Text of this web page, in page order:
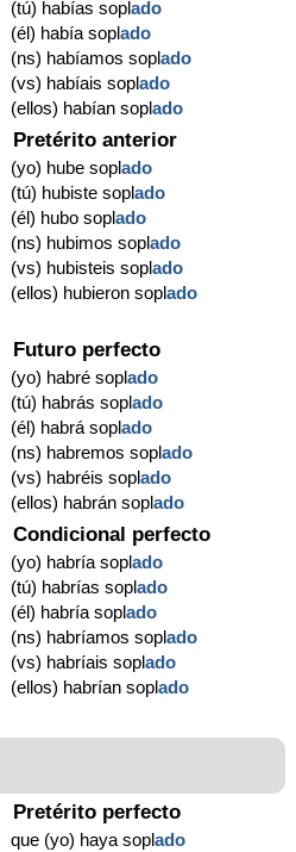
(tú) habías soplado
(él) había soplado
(ns) habíamos soplado
(vs) habíais soplado
(ellos) habían soplado
Pretérito anterior
(yo) hube soplado
(tú) hubiste soplado
(él) hubo soplado
(ns) hubimos soplado
(vs) hubisteis soplado
(ellos) hubieron soplado
Futuro perfecto
(yo) habré soplado
(tú) habrás soplado
(él) habrá soplado
(ns) habremos soplado
(vs) habréis soplado
(ellos) habrán soplado
Condicional perfecto
(yo) habría soplado
(tú) habrías soplado
(él) habría soplado
(ns) habríamos soplado
(vs) habríais soplado
(ellos) habrían soplado
Pretérito perfecto
que (yo) haya soplado